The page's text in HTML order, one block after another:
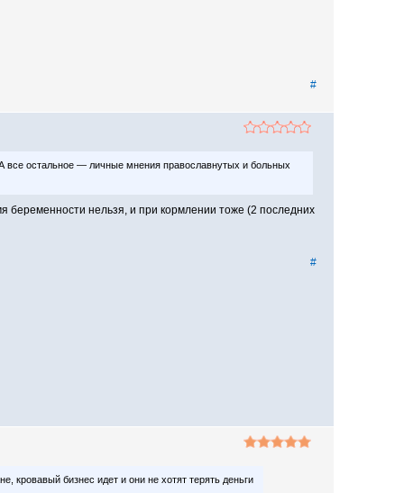
#
все остальное — личные мнения православнутых и больных
беременности нельзя, и при кормлении тоже (2 последних
#
кровавый бизнес идет и они не хотят терять деньги